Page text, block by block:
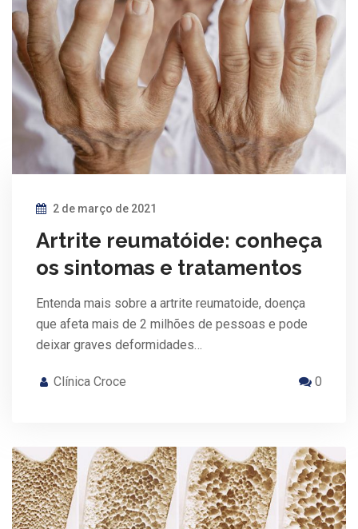
2 de março de 2021
Artrite reumatóide: conheça
os sintomas e tratamentos
Entenda mais sobre a artrite reumatoide, doença
que afeta mais de 2 milhões de pessoas e pode
deixar graves deformidades…
Clínica Croce 0